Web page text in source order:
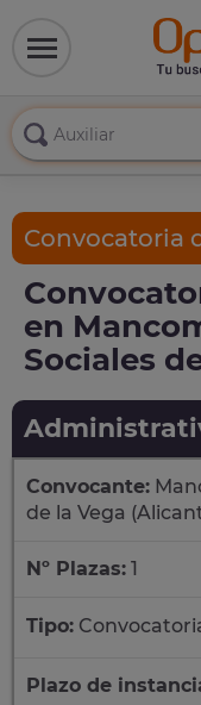
Convocatoria
en
Sociales
Convocante:
de la Vega
Nº Plazas: 1
Tipo:
Plazo de